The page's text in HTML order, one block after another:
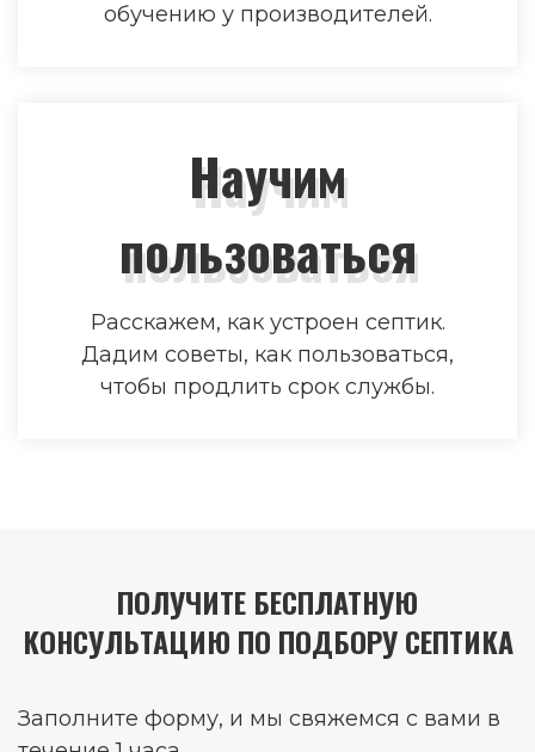
обучению у производителей.
Научим
пользоваться
Расскажем, как устроен септик.
Дадим советы, как пользоваться,
чтобы продлить срок службы.
ПОЛУЧИТЕ БЕСПЛАТНУЮ
КОНСУЛЬТАЦИЮ ПО ПОДБОРУ СЕПТИКА
Заполните форму, и мы свяжемся с вами в